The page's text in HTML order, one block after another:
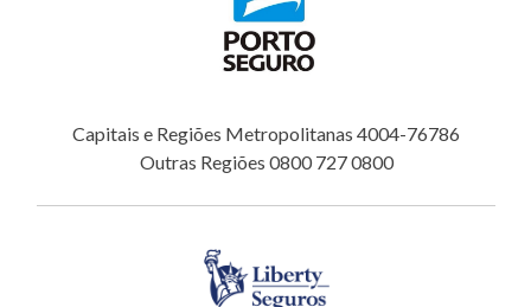
Capitais e Regiões Metropolitanas 4004-76786
Outras Regiões 0800 727 0800